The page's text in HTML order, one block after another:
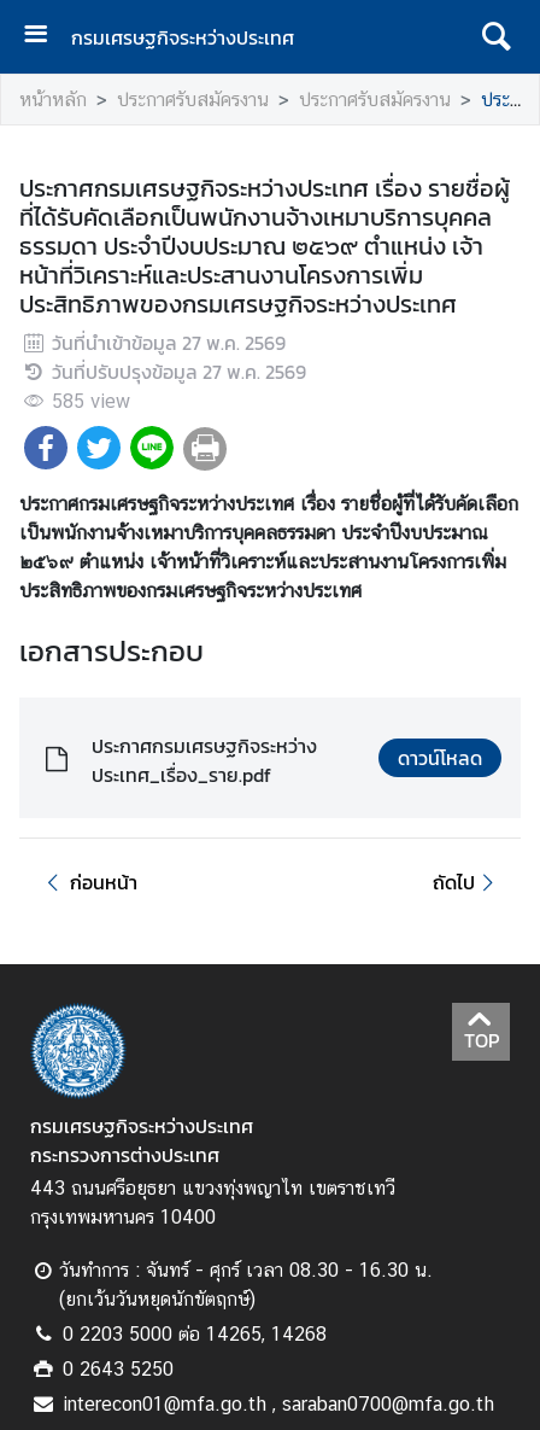
กรมเศรษฐกิจระหว่างประเทศ
ห
น้
ร
ก
ก
ร
ม
เ
ศ
ษ
กิ
จ
ร
ะ
ว่
ป
ร
ข่
ว
ป
ร
ะ
ก
า
แ
ล
ะ
อื่
น
ๆ
หน้าหลัก ประกาศรับสมัครงาน ประกาศรับสมัครงาน ประกาศกรมเศรษฐกิจระหว่างประเทศ เรื่อง รายชื่อผู้ที่ได้รับคัดเลือกเป็นพนักงานจ้างเหมาบริการบุคคลธรรมดา ประจำปีงบประมาณ ๒๕๖๙ ตำแหน่ง เจ้าหน้าที่วิเคราะห์และประสานงานโครงการเพิ่มประสิทธิภาพของกรมเศรษฐกิจระหว่างประเทศ
ประกาศกรมเศรษฐกิจระหว่างประเทศ เรื่อง รายชื่อผู้
ที่ได้รับคัดเลือกเป็นพนักงานจ้างเหมาบริการบุคคล
ธรรมดา ประจำปีงบประมาณ ๒๕๖๙ ตำแหน่ง เจ้า
หน้าที่วิเคราะห์และประสานงานโครงการเพิ่ม
ประสิทธิภาพของกรมเศรษฐกิจระหว่างประเทศ
วันที่นำเข้าข้อมูล 27 พ.ค. 2569
วันที่ปรับปรุงข้อมูล 27 พ.ค. 2569
585 view
ประกาศกรมเศรษฐกิจระหว่างประเทศ เรื่อง รายชื่อผู้ที่ได้รับคัดเลือก
เป็นพนักงานจ้างเหมาบริการบุคคลธรรมดา ประจำปีงบประมาณ
๒๕๖๙ ตำแหน่ง เจ้าหน้าที่วิเคราะห์และประสานงานโครงการเพิ่ม
ประสิทธิภาพของกรมเศรษฐกิจระหว่างประเทศ
เอกสารประกอบ
ประกาศกรมเศรษฐกิจระหว่าง
ประเทศ_เรื่อง_ราย.pdf
ดาวน์โหลด
ก่อนหน้า ถัดไป
TOP
กรมเศรษฐกิจระหว่างประเทศ
กระทรวงการต่างประเทศ
443 ถนนศรีอยุธยา แขวงทุ่งพญาไท เขตราชเทวี
กรุงเทพมหานคร 10400
วันทำการ : จันทร์ - ศุกร์ เวลา 08.30 - 16.30 น.
(ยกเว้นวันหยุดนักขัตฤกษ์)
0 2203 5000 ต่อ 14265, 14268
0 2643 5250
interecon01@mfa.go.th , saraban0700@mfa.go.th